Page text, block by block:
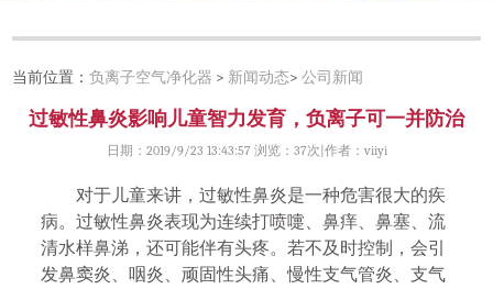
当前位置：负离子空气净化器 > 新闻动态>公司新闻
过敏性鼻炎影响儿童智力发育，负离子可一并防治
日期：2019/9/23 13:43:57 浏览： 37次|作者：viiyi
对于儿童来讲，过敏性鼻炎是一种危害很大的疾
病。过敏性鼻炎表现为连续打喷嚏、鼻痒、鼻塞、流
清水样鼻涕，还可能伴有头疼。若不及时控制，会引
发鼻窦炎、咽炎、顽固性头痛、慢性支气管炎、支气